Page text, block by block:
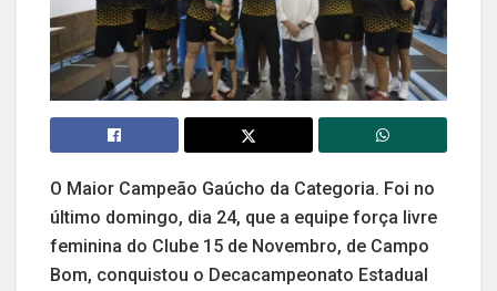
O Maior Campeão Gaúcho da Categoria. Foi no
último domingo, dia 24, que a equipe força livre
feminina do Clube 15 de Novembro, de Campo
Bom, conquistou o Decacampeonato Estadual